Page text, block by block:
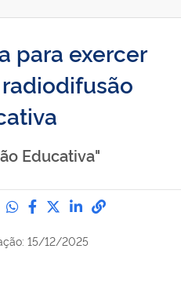
para exercer
Educativa"
Compartilhe no
Compartilhe no
Compartilhe no
Compartilhe
15/12/2025